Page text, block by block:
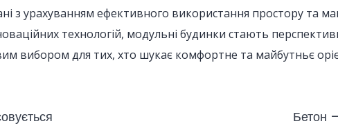
з урахуванням ефективного використання простору та
технологій, модульні будинки стають
вибором для тих, хто шукає комфортне та майбутньє
Бетон